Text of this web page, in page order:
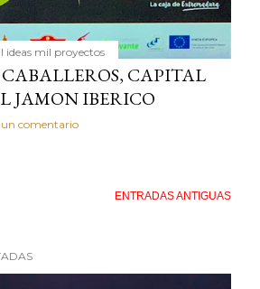
ideas mil proyectos
CABALLEROS, CAPITAL
JAMON IBERICO
comentario
ENTRADAS ANTIGUAS